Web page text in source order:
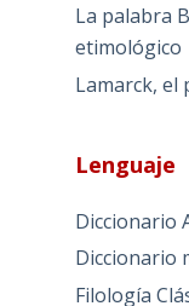
La palabra
etimológico
Lamarck, el
Lenguaje
Diccionario
Diccionario
Filología